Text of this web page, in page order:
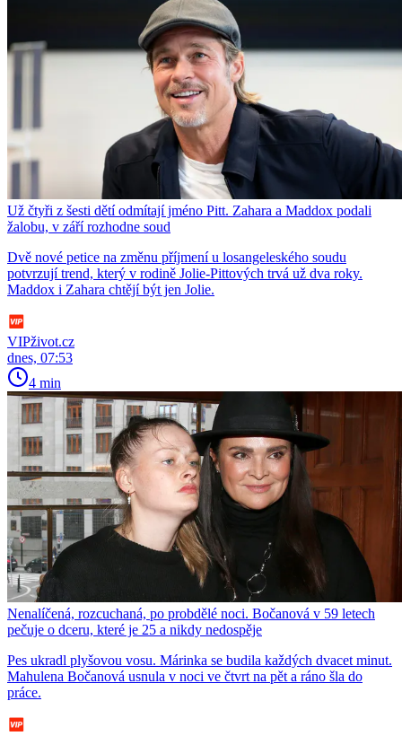
Už čtyři z šesti dětí odmítají jméno Pitt. Zahara a Maddox podali
žalobu, v září rozhodne soud
Dvě nové petice na změnu příjmení u losangeleského soudu
potvrzují trend, který v rodině Jolie-Pittových trvá už dva roky.
Maddox i Zahara chtějí být jen Jolie.
VIPživot.cz
dnes, 07:53
4 min
Nenalíčená, rozcuchaná, po probdělé noci. Bočanová v 59 letech
pečuje o dceru, které je 25 a nikdy nedospěje
Pes ukradl plyšovou vosu. Márinka se budila každých dvacet minut.
Mahulena Bočanová usnula v noci ve čtvrt na pět a ráno šla do
práce.